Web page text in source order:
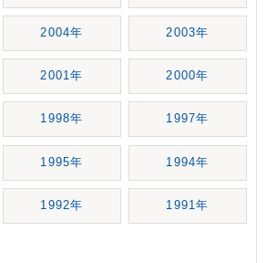
2004年 2003年
2001年 2000年
1998年 1997年
1995年 1994年
1992年 1991年